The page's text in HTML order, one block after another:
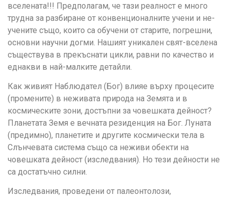
вселената!!! Предполагам, че тази реалност е много
трудна за разбиране от конвенционалните учени и не-
учените също, които са обучени от старите, погрешни,
основни научни догми. Нашият уникален свят-вселена
съществува в прекъснати цикли, равни по качество и
еднакви в най-малките детайли.
Как живият Наблюдател (Бог) влияе върху процесите
(промените) в неживата природа на Земята и в
космическите зони, достъпни за човешката дейност?
Планетата Земя е вечната резиденция на Бог. Луната
(предимно), планетите и другите космически тела в
Слънчевата система също са неживи обекти на
човешката дейност (изследвания). Но тези дейности не
са достатъчно силни.
Изследвания, проведени от палеонтолози,